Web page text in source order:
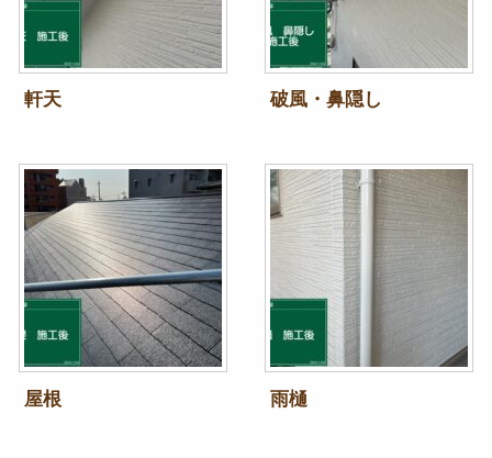
軒天 破風・鼻隠し
屋根 雨樋